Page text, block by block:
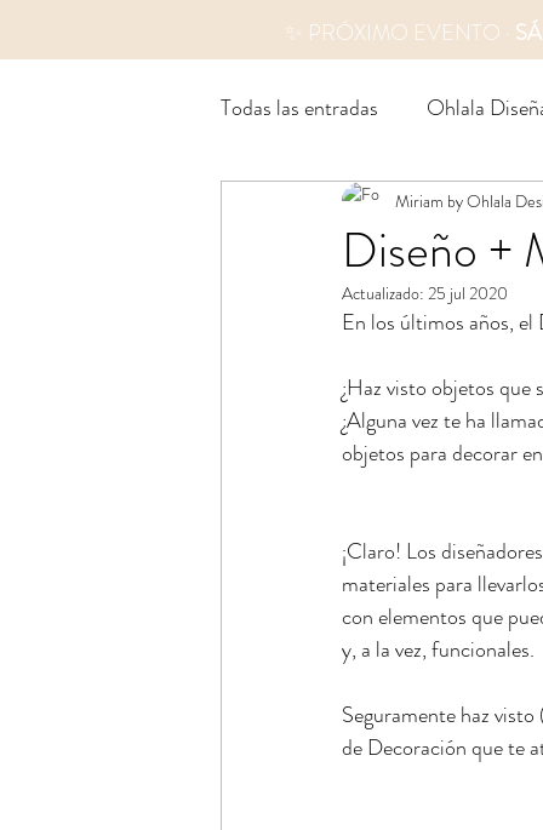
✨ PRÓXIMO EVENTO ·
Todas las entradas Ohlala
Diseño +
Miriam by Ohlala
Actualizado: 25 jul 2020
En los últimos años, el
¿Haz visto objetos que
¿Alguna vez te ha
objetos para decorar
¡Claro! Los
materiales para
con elementos que
y, a la vez, funcionales.
Seguramente haz
de Decoración que te